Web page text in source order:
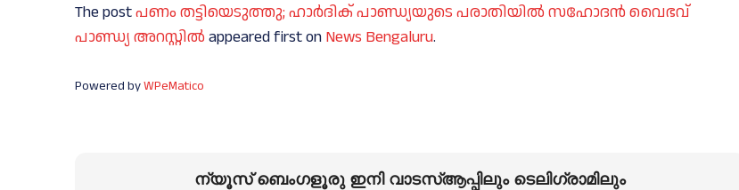
The postപണം തട്ടിയെടുത്തു; ഹാർദിക് പാണ്ഡ്യയുടെ പരാതിയിൽ സഹോദൻ വൈഭവ്
പാണ്ഡ്യ അറസ്റ്റിൽ appeared first on News Bengaluru.
Powered byWPeMatico
ന്യൂസ് ബെംഗളൂരു ഇനി വാടസ്ആപ്പിലും ടെലിഗ്രാമിലും